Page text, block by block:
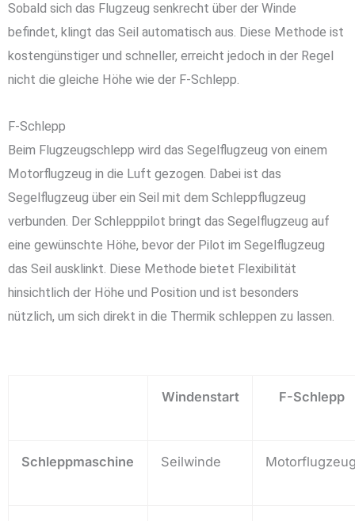
Sobald sich das Flugzeug senkrecht über der Winde
befindet, klingt das Seil automatisch aus. Diese Methode ist
kostengünstiger und schneller, erreicht jedoch in der Regel
nicht die gleiche Höhe wie der F-Schlepp.
F-Schlepp
Beim Flugzeugschlepp wird das Segelflugzeug von einem
Motorflugzeug in die Luft gezogen. Dabei ist das
Segelflugzeug über ein Seil mit dem Schleppflugzeug
verbunden. Der Schlepppilot bringt das Segelflugzeug auf
eine gewünschte Höhe, bevor der Pilot im Segelflugzeug
das Seil ausklinkt. Diese Methode bietet Flexibilität
hinsichtlich der Höhe und Position und ist besonders
nützlich, um sich direkt in die Thermik schleppen zu lassen.
Windenstart F-Schlepp
Schleppmaschine Seilwinde